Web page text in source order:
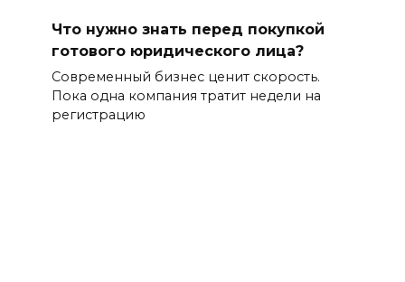
Что нужно знать перед покупкой
готового юридического лица?
Современный бизнес ценит скорость.
Пока одна компания тратит недели на
регистрацию